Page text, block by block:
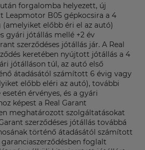
után forgalomba helyezett, új
Leapmotor B05 gépkocsira a 4
előbb éri el az autó)
gyári jótállás mellé +2 év
szerződéses jótállás jár. A Real
keretében nyújtott jótállás a 4
jótálláson túl, az autó első
átadásától számított 6 évig vagy
előbb eléri az autó), további
érvényes, és a gyári
képest a Real Garant
meghatározott szolgáltatásokat
szerződéses jótállás továbbá
történő átadásától számított
foglalt